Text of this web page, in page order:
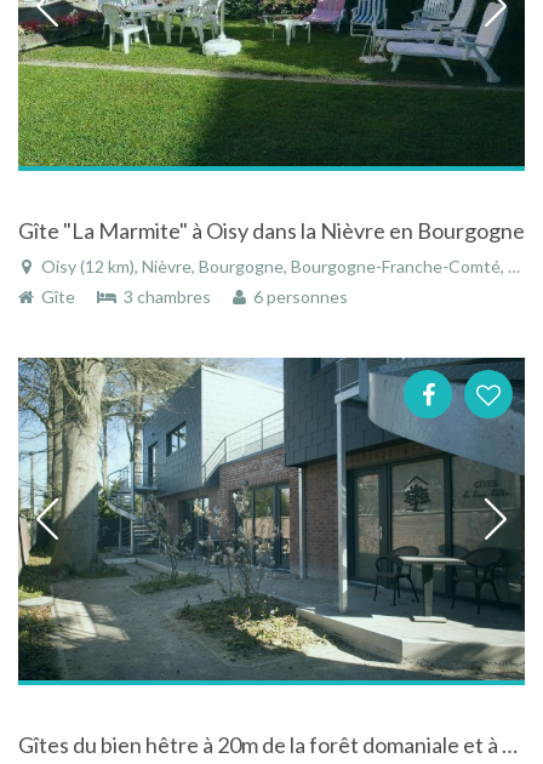
Gîte "La Marmite" à Oisy dans la Nièvre en Bourgogne
Oisy (12 km), Nièvre, Bourgogne, Bourgogne-Franche-Comté, France
Gîte
3 chambres 6 personnes
Gîtes du bien hêtre à 20m de la forêt domaniale et à 200m des cures thermales